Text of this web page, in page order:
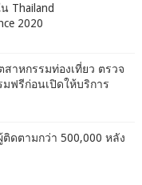
Thailand
2020
าหกรรมท่องเที่ยว ตรวจ
ฟรีก่อนเปิดให้บริการ
ดตามกว่า 500,000 หลัง